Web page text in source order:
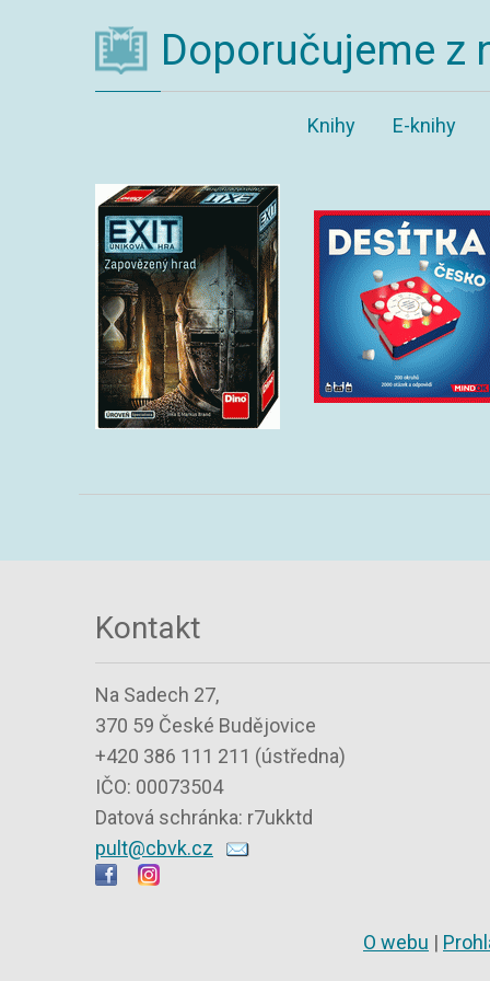
Doporučujeme z
Knihy E-knihy
Kontakt
Na Sadech 27,
370 59 České Budějovice
+420 386 111 211 (ústředna)
IČO: 00073504
Datová schránka: r7ukktd
pult@cbvk.cz
O webu |